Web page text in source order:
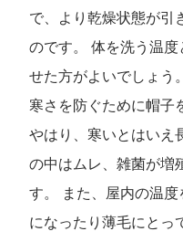
で、より乾燥状態が引
のです。 体を洗う温
せた方がよいでしょう
寒さを防ぐために帽子
やはり、寒いとはいえ
の中はムレ、雑菌が増
す。 また、屋内の温
になったり薄毛にとっ